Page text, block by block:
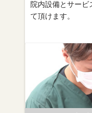
院内設備とサービ
て頂けます。